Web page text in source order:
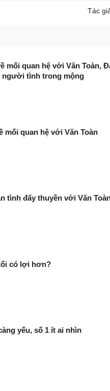
Tác
mối quan hệ với Văn Toàn,
người tình trong mộng
mối quan hệ với Văn Toàn
tình đẩy thuyền với Văn
có lợi hơn?
yếu, số 1 ít ai nhìn